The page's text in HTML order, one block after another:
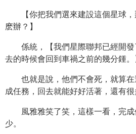
【你把我們選來建設這個星球
麽辦？】
係統，【我們星際聯邦已經開
去的時候會回到車禍之前的幾分鍾。
也就是說，他們不會死，就算
成任務，回去就能好好活著，還有很
風雅雅笑了笑，這樣一看，完
少。